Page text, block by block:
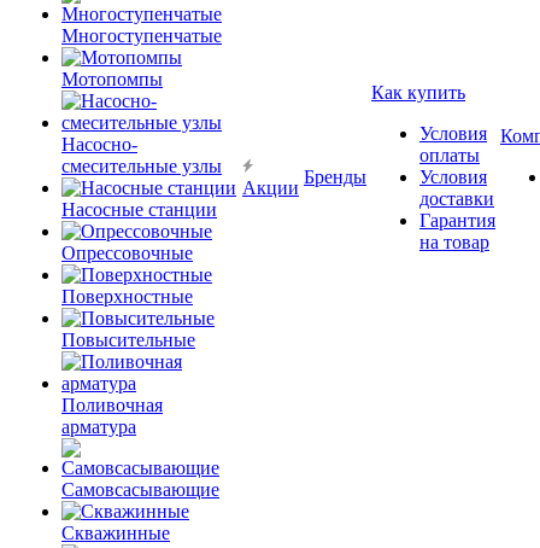
Многоступенчатые
Мотопомпы
Насосно-
смесительные узлы
Насосные станции
Опрессовочные
Поверхностные
Повысительные
Поливочная
арматура
Самовсасывающие
Скважинные
Акции
Бренды
Как купить
Условия
оплаты
Условия
доставки
Гарантия
на товар